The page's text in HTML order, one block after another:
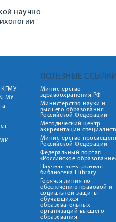
научно-
КГМУ
ПОЛЕЗНЫЕ ССЫЛКИ
Министерство
здравоохранения РФ
Министерство науки и
высшего образования
Российской Федерации
Методический центр
аккредитации
Министерство
Российской Федерации
Федеральный портал
«Российское
Научная электронная
библиотека Elibrary
Горячая линия по
обеспечению правовой и
социальной защиты
обучающихся
образовательных
организаций высшего
образования